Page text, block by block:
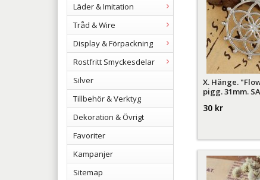
Läder & Imitation
Tråd & Wire
Display & Förpackning
Rostfritt Smyckesdelar
Silver
Tillbehör & Verktyg
Dekoration & Övrigt
Favoriter
Kampanjer
Sitemap
X. Hänge.
pigg. 31mm.
30 kr